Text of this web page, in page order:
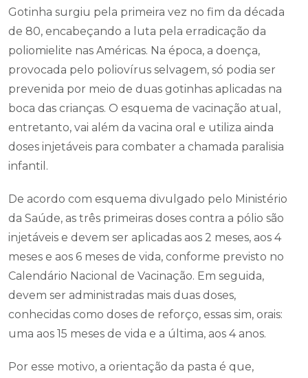
Gotinha surgiu pela primeira vez no fim da década
de 80, encabeçando a luta pela erradicação da
poliomielite nas Américas. Na época, a doença,
provocada pelo poliovírus selvagem, só podia ser
prevenida por meio de duas gotinhas aplicadas na
boca das crianças. O esquema de vacinação atual,
entretanto, vai além da vacina oral e utiliza ainda
doses injetáveis para combater a chamada paralisia
infantil.
De acordo com esquema divulgado pelo Ministério
da Saúde, as três primeiras doses contra a pólio são
injetáveis e devem ser aplicadas aos 2 meses, aos 4
meses e aos 6 meses de vida, conforme previsto no
Calendário Nacional de Vacinação. Em seguida,
devem ser administradas mais duas doses,
conhecidas como doses de reforço, essas sim, orais:
uma aos 15 meses de vida e a última, aos 4 anos.
Por esse motivo, a orientação da pasta é que,